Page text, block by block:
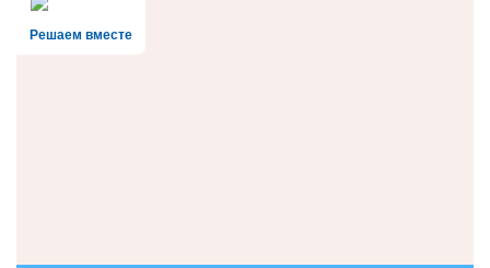
Решаем вместе